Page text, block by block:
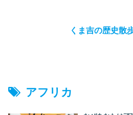
くま吉の歴史散
アフリカ